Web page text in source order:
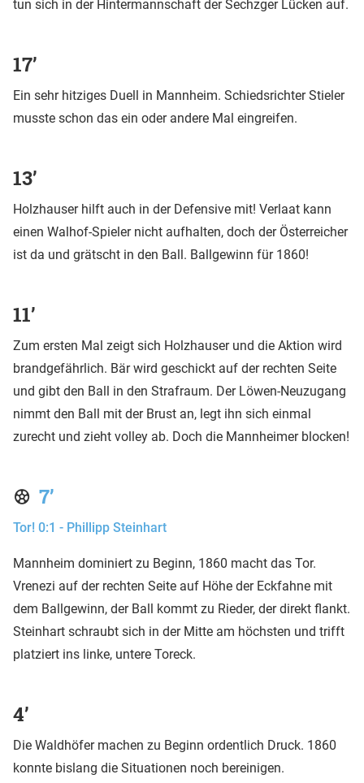
tun sich in der Hintermannschaft der Sechzger Lücken auf.
17’
Ein sehr hitziges Duell in Mannheim. Schiedsrichter Stieler
musste schon das ein oder andere Mal eingreifen.
13’
Holzhauser hilft auch in der Defensive mit! Verlaat kann
einen Walhof-Spieler nicht aufhalten, doch der Österreicher
ist da und grätscht in den Ball. Ballgewinn für 1860!
11’
Zum ersten Mal zeigt sich Holzhauser und die Aktion wird
brandgefährlich. Bär wird geschickt auf der rechten Seite
und gibt den Ball in den Strafraum. Der Löwen-Neuzugang
nimmt den Ball mit der Brust an, legt ihn sich einmal
zurecht und zieht volley ab. Doch die Mannheimer blocken!
7’
Tor! 0:1 - Phillipp Steinhart
Mannheim dominiert zu Beginn, 1860 macht das Tor.
Vrenezi auf der rechten Seite auf Höhe der Eckfahne mit
dem Ballgewinn, der Ball kommt zu Rieder, der direkt flankt.
Steinhart schraubt sich in der Mitte am höchsten und trifft
platziert ins linke, untere Toreck.
4’
Die Waldhöfer machen zu Beginn ordentlich Druck. 1860
konnte bislang die Situationen noch bereinigen.